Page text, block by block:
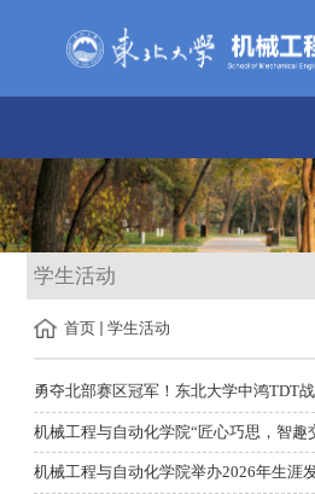
学生活动
首页 学生活动
勇夺北部赛区冠军！东北大学中鸿TDT
机械工程与自动化学院“匠心巧思，智趣